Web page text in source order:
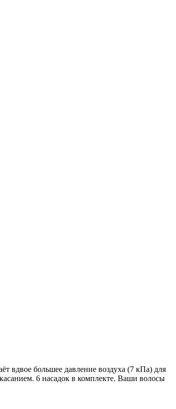
вдвое большее давление воздуха (7 кПа) для
6 насадок в комплекте. Ваши волосы